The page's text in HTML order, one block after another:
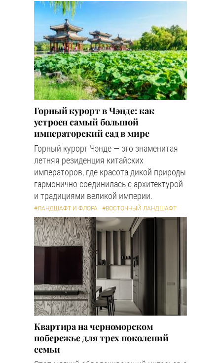
Горный курорт в Чэнде: как
устроен самый большой
императорский сад в мире
Горный курорт Чэнде — это знаменитая
летняя резиденция китайских
императоров, где красота дикой природы
гармонично соединилась с архитектурой
и традициями великой империи.
#ЛАНДШАФТ И ФЛОРА #ВОСТОЧНЫЙ ЛАНДШАФТ
Квартира на черноморском
побережье для трех поколений
семьи